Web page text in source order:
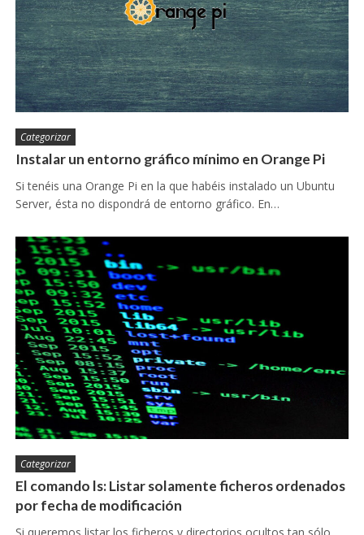
Categorizar
Instalar un entorno gráfico mínimo en Orange Pi
Si tenéis una Orange Pi en la que habéis instalado un Ubuntu
Server, ésta no dispondrá de entorno gráfico. En…
Categorizar
El comando ls: Listar solamente ficheros ordenados
por fecha de modificación
Si queremos listar los ficheros y directorios ocultos tan sólo